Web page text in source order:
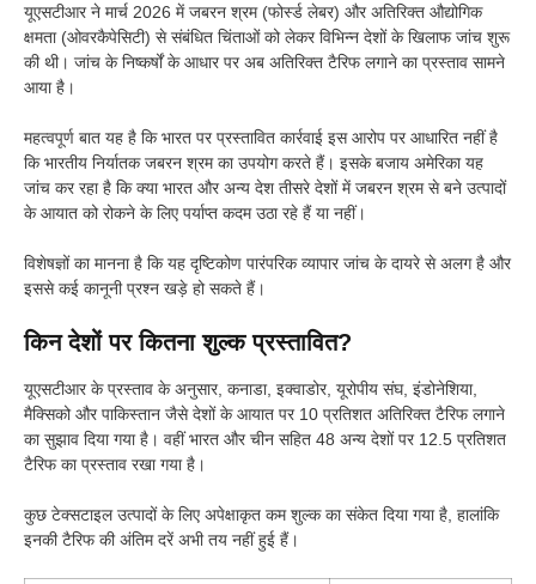
यूएसटीआर ने मार्च 2026 में जबरन श्रम (फोर्स्ड लेबर) और अतिरिक्त औद्योगिक
क्षमता (ओवरकैपेसिटी) से संबंधित चिंताओं को लेकर विभिन्न देशों के खिलाफ जांच शुरू
की थी। जांच के निष्कर्षों के आधार पर अब अतिरिक्त टैरिफ लगाने का प्रस्ताव सामने
आया है।
महत्वपूर्ण बात यह है कि भारत पर प्रस्तावित कार्रवाई इस आरोप पर आधारित नहीं है
कि भारतीय निर्यातक जबरन श्रम का उपयोग करते हैं। इसके बजाय अमेरिका यह
जांच कर रहा है कि क्या भारत और अन्य देश तीसरे देशों में जबरन श्रम से बने उत्पादों
के आयात को रोकने के लिए पर्याप्त कदम उठा रहे हैं या नहीं।
विशेषज्ञों का मानना है कि यह दृष्टिकोण पारंपरिक व्यापार जांच के दायरे से अलग है और
इससे कई कानूनी प्रश्न खड़े हो सकते हैं।
किन देशों पर कितना शुल्क प्रस्तावित?
यूएसटीआर के प्रस्ताव के अनुसार, कनाडा, इक्वाडोर, यूरोपीय संघ, इंडोनेशिया,
मैक्सिको और पाकिस्तान जैसे देशों के आयात पर 10 प्रतिशत अतिरिक्त टैरिफ लगाने
का सुझाव दिया गया है। वहीं भारत और चीन सहित 48 अन्य देशों पर 12.5 प्रतिशत
टैरिफ का प्रस्ताव रखा गया है।
कुछ टेक्सटाइल उत्पादों के लिए अपेक्षाकृत कम शुल्क का संकेत दिया गया है, हालांकि
इनकी टैरिफ की अंतिम दरें अभी तय नहीं हुई हैं।